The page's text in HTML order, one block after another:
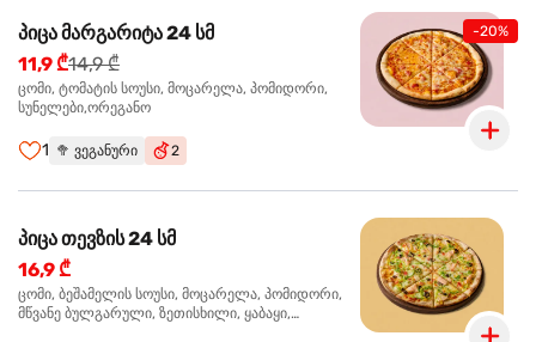
-20%
პიცა მარგარიტა 24 სმ
11,9 ₾14,9 ₾
ცომი, ტომატის სოუსი, მოცარელა, პომიდორი,
სუნელები,ორეგანო
1 🥦 ვეგანური 2
პიცა თევზის 24 სმ
16,9 ₾
ცომი, ბეშამელის სოუსი, მოცარელა, პომიდორი,
მწვანე ბულგარული, ზეთისხილი, ყაბაყი,